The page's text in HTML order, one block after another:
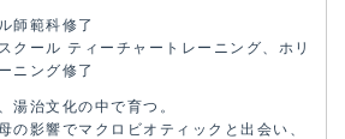
師範科修了
クール ティーチャートレーニング、ホリ
ニング修了
湯治文化の中で育つ。
の影響でマクロビオティックと出会い、